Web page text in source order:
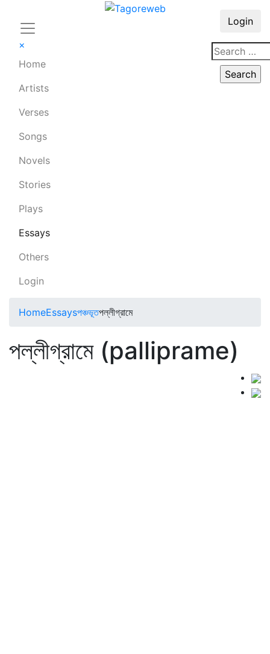
×
Home
Artists
Verses
Songs
Novels
Stories
Plays
Essays
Others
Login
Login
HomeEssaysপঞ্চভূতপল্লীগ্রামে
পল্লীগ্রামে (palliprame)